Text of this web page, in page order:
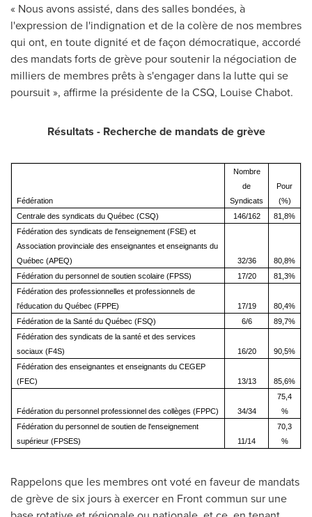
« Nous avons assisté, dans des salles bondées, à
l'expression de l'indignation et de la colère de nos membres
qui ont, en toute dignité et de façon démocratique, accordé
des mandats forts de grève pour soutenir la négociation de
milliers de membres prêts à s'engager dans la lutte qui se
poursuit », affirme la présidente de la CSQ, Louise Chabot.
Résultats - Recherche de mandats de grève
Fédération
Nombre
de
Syndicats
Pour
(%)
Centrale des syndicats du Québec (CSQ)
146/162
81,8%
Fédération des syndicats de l'enseignement (FSE) et
Association provinciale des enseignantes et enseignants du
Québec (APEQ)
32/36
80,8%
Fédération du personnel de soutien scolaire (FPSS)
17/20
81,3%
Fédération des professionnelles et professionnels de
l'éducation du Québec (FPPE)
17/19
80,4%
Fédération de la Santé du Québec (FSQ)
6/6
89,7%
Fédération des syndicats de la santé et des services
sociaux (F4S)
16/20
90,5%
Fédération des enseignantes et enseignants du CEGEP
(FEC)
13/13 85,6%
Fédération du personnel professionnel des collèges (FPPC) 34/34
75,4
%
Fédération du personnel de soutien de l'enseignement
supérieur (FPSES)
11/14
70,3
%
Rappelons que les membres ont voté en faveur de mandats
de grève de six jours à exercer en Front commun sur une